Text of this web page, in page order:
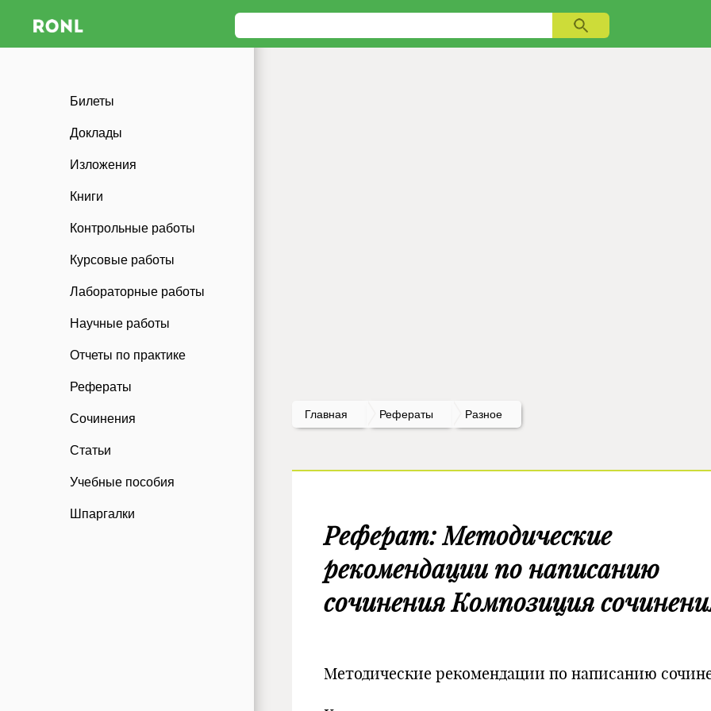
Билеты
Доклады
Изложения
Книги
Контрольные работы
Курсовые работы
Лабораторные работы
Научные работы
Отчеты по практике
Рефераты
Сочинения
Статьи
Учебные пособия
Шпаргалки
Главная Рефераты Разное
Реферат: Методические
рекомендации по написанию
сочинения Композиция
Методические рекомендации по написанию